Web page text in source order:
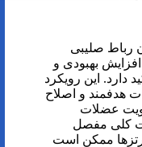
رباط صلیبی
بهبودی و
دارد. این رویکرد
هدفمند و اصلاح
عضلات
کلی مفصل
ممکن است